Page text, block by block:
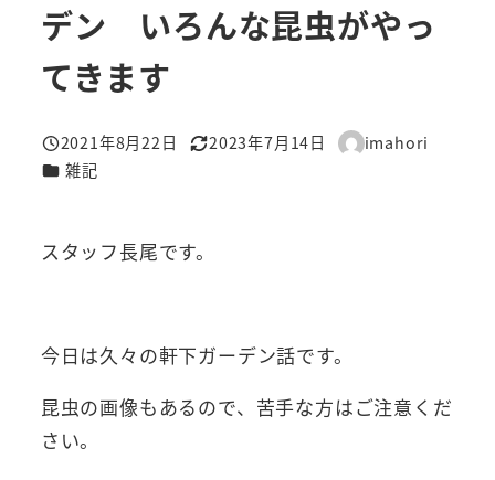
デン いろんな昆虫がやっ
てきます
投稿日
2021年8月22日
更新日
2023年7月14日
著
imahori
カテゴリー
雑記
スタッフ長尾です。
今日は久々の軒下ガーデン話です。
昆虫の画像もあるので、苦手な方はご注意くだ
さい。